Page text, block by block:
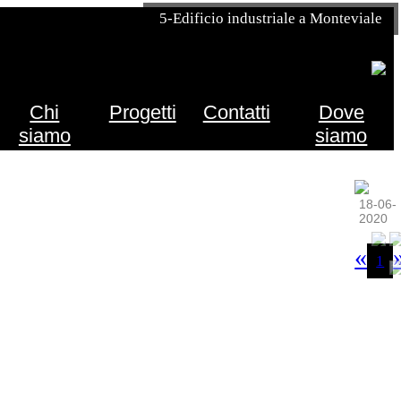
Chi
siamo
Progetti Contatti
Dove
siamo
5-Edificio industriale a Monteviale
18-06-
2020
« 1